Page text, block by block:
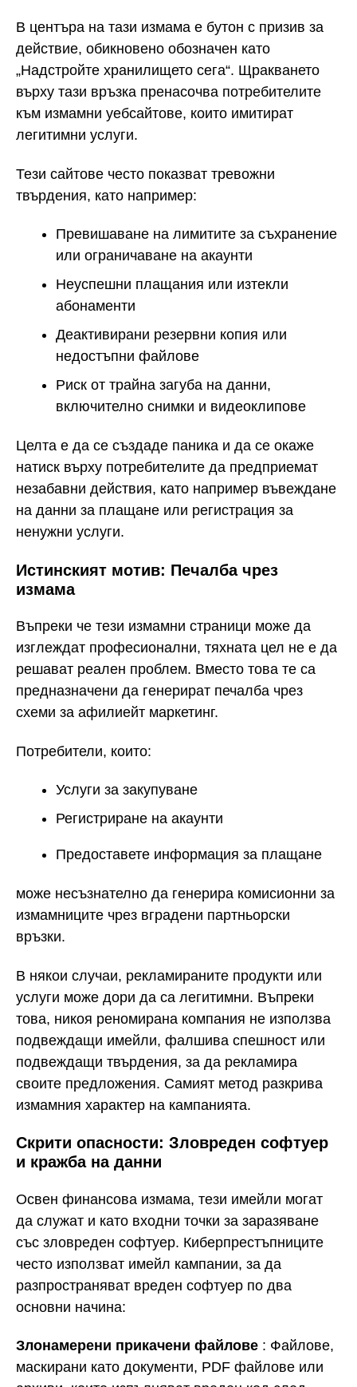
В центъра на тази измама е бутон с призив за
действие, обикновено обозначен като
„Надстройте хранилището сега“. Щракването
върху тази връзка пренасочва потребителите
към измамни уебсайтове, които имитират
легитимни услуги.
Тези сайтове често показват тревожни
твърдения, като например:
Превишаване на лимитите за съхранение
или ограничаване на акаунти
Неуспешни плащания или изтекли
абонаменти
Деактивирани резервни копия или
недостъпни файлове
Риск от трайна загуба на данни,
включително снимки и видеоклипове
Целта е да се създаде паника и да се окаже
натиск върху потребителите да предприемат
незабавни действия, като например въвеждане
на данни за плащане или регистрация за
ненужни услуги.
Истинският мотив: Печалба чрез
измама
Въпреки че тези измамни страници може да
изглеждат професионални, тяхната цел не е да
решават реален проблем. Вместо това те са
предназначени да генерират печалба чрез
схеми за афилиейт маркетинг.
Потребители, които:
Услуги за закупуване
Регистриране на акаунти
Предоставете информация за плащане
може несъзнателно да генерира комисионни за
измамниците чрез вградени партньорски
връзки.
В някои случаи, рекламираните продукти или
услуги може дори да са легитимни. Въпреки
това, никоя реномирана компания не използва
подвеждащи имейли, фалшива спешност или
подвеждащи твърдения, за да рекламира
своите предложения. Самият метод разкрива
измамния характер на кампанията.
Скрити опасности: Зловреден софтуер
и кражба на данни
Освен финансова измама, тези имейли могат
да служат и като входни точки за заразяване
със зловреден софтуер. Киберпрестъпниците
често използват имейл кампании, за да
разпространяват вреден софтуер по два
основни начина:
Злонамерени прикачени файлове : Файлове,
маскирани като документи, PDF файлове или